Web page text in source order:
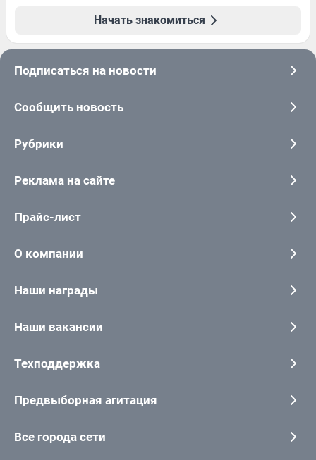
Начать знакомиться
Подписаться на новости
Сообщить новость
Рубрики
Реклама на сайте
Прайс-лист
О компании
Наши награды
Наши вакансии
Техподдержка
Предвыборная агитация
Все города сети